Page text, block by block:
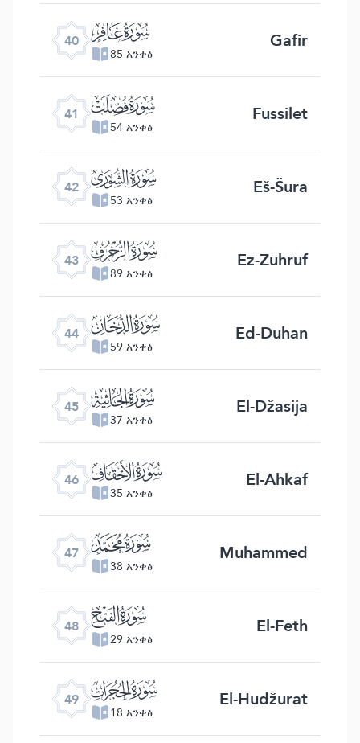
40 ﯕ
85 አንቀፅ Gafir
41 ﯖ
54 አንቀፅ Fussilet
42 ﯗ
53 አንቀፅ Eš-Šura
43 ﯘ
89 አንቀፅ Ez-Zuhruf
44 ﯙ
59 አንቀፅ Ed-Duhan
45 ﯚ
37 አንቀፅ El-Džasija
46 ﯛ
35 አንቀፅ El-Ahkaf
47 ﯜ
38 አንቀፅ Muhammed
48 ﯝ
29 አንቀፅ El-Feth
49 ﯞ
18 አንቀፅ El-Hudžurat